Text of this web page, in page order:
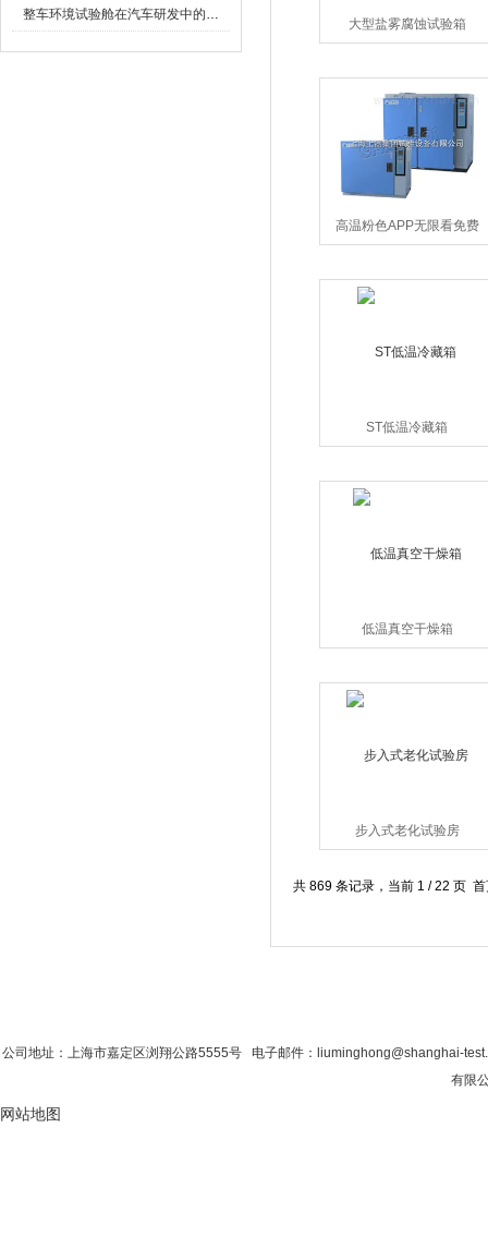
整车环境试验舱在汽车研发中的作用
大型盐雾腐蚀试验箱
高温粉色APP无限看免费
ST低温冷藏箱
低温真空干燥箱
步入式老化试验房
共 869 条记录，当前 1 / 22 页
公司地址：上海市嘉定区浏翔公路5555号 电子邮件：liuminghong@shanghai-
有限
网站地图